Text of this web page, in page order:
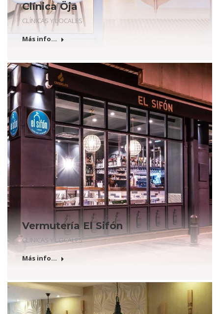
Clínica Öja
CLÍNICAS Y LOCALES
Más info...
Vermutería El Sifón
CLÍNICAS Y LOCALES
Más info...